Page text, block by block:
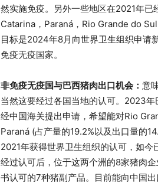
然实施免疫。另外一些地区在2021年
Catarina，Paraná，Rio Grande do
目标是2024年8月向世界卫生组织申请
免疫无疫国家。
非免疫无疫国与巴西猪肉出口机会： 意
当然这要经过各国当地的认可。2023
经中国海关提出申请，希望能对Rio
Paraná (占产量的19.2%以及出口量的
2021年获得世界卫生组织的认可，如今
经过认可后，位于这两个洲的8家猪肉
书认可的7种猪副产品。目前能向中国